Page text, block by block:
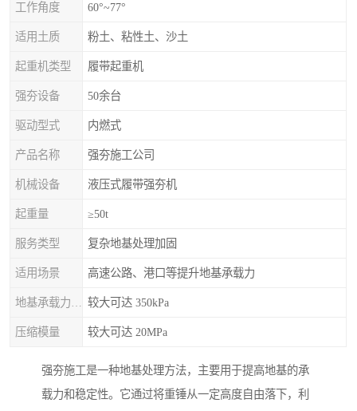
工作角度 60°~77°
适用土质 粉土、粘性土、沙土
起重机类型 履带起重机
强夯设备 50余台
驱动型式 内燃式
产品名称 强夯施工公司
机械设备 液压式履带强夯机
起重量 ≥50t
服务类型 复杂地基处理加固
适用场景 高速公路、港口等提升地基承载力
较大可达 350kPa
压缩模量 较大可达 20MPa
强夯施工是一种地基处理方法，主要用于提高地基的承
载力和稳定性。它通过将重锤从一定高度自由落下，利